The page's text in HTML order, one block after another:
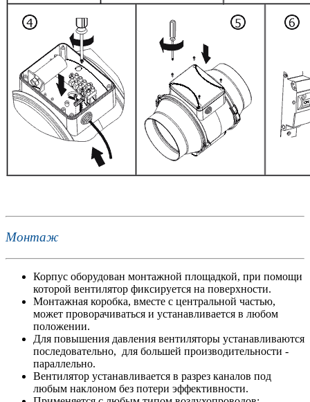
Монтаж
Корпус оборудован монтажной площадкой, при помощи
которой вентилятор фиксируется на поверхности.
Монтажная коробка, вместе с центральной частью,
может проворачиваться и устанавливается в любом
положении.
Для повышения давления вентиляторы устанавливаются
последовательно, для большей производительности -
параллельно.
Вентилятор устанавливается в разрез каналов под
любым наклоном без потери эффективности.